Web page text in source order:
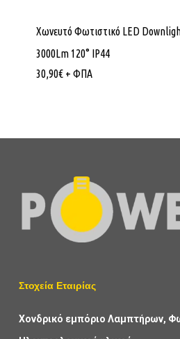
Χωνευτό Φωτιστικό LED
3000Lm 120° IP44
30,90€ + ΦΠΑ
Στοχεία Εταιρίας
Χονδρικό εμπόριο Λαμπτήρων,